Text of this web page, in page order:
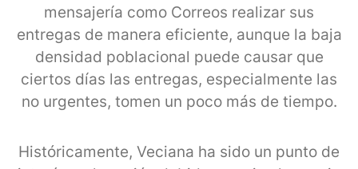
mensajería como Correos realizar sus
entregas de manera eficiente, aunque la baja
densidad poblacional puede causar que
ciertos días las entregas, especialmente las
no urgentes, tomen un poco más de tiempo.
Históricamente, Veciana ha sido un punto de